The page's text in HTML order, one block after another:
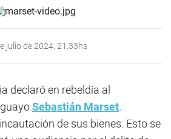
julio de 2024, 21:33hs
declaró en rebeldía al
Sebastián Marset.
de sus bienes. Esto se